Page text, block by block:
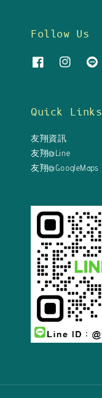
Follow Us
Quick Links
友翔資訊
友翔@Line
友翔@GoogleMaps